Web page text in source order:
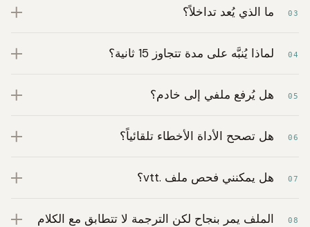
03 ما الذي يُعد تداخلاً؟
04 لماذا يُنبَّه على مدة تتجاوز 15 ثانية؟
05 هل يُرفع ملفي إلى خادم؟
06 هل تصحح الأداة الأخطاء تلقائياً؟
07 هل يمكنني فحص ملف .vtt؟
08 الملف يمر بنجاح لكن الترجمة لا تتطابق مع الكلام